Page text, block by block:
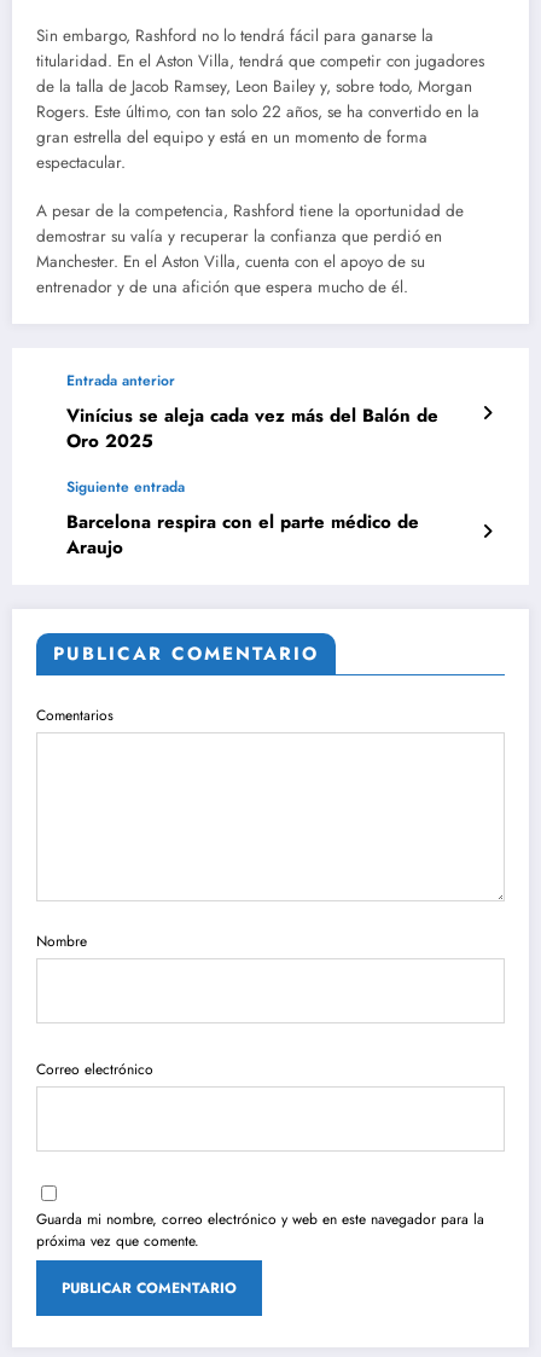
Sin embargo, Rashford no lo tendrá fácil para ganarse la
titularidad. En el Aston Villa, tendrá que competir con jugadores
de la talla de Jacob Ramsey, Leon Bailey y, sobre todo, Morgan
Rogers. Este último, con tan solo 22 años, se ha convertido en la
gran estrella del equipo y está en un momento de forma
espectacular.
A pesar de la competencia, Rashford tiene la oportunidad de
demostrar su valía y recuperar la confianza que perdió en
Manchester. En el Aston Villa, cuenta con el apoyo de su
entrenador y de una afición que espera mucho de él.
Entrada anterior
Vinícius se aleja cada vez más del Balón de
Oro 2025
Siguiente entrada
Barcelona respira con el parte médico de
Araujo
PUBLICAR COMENTARIO
Comentarios
Nombre
Correo electrónico
Guarda mi nombre, correo electrónico y web en este navegador para la
próxima vez que comente.